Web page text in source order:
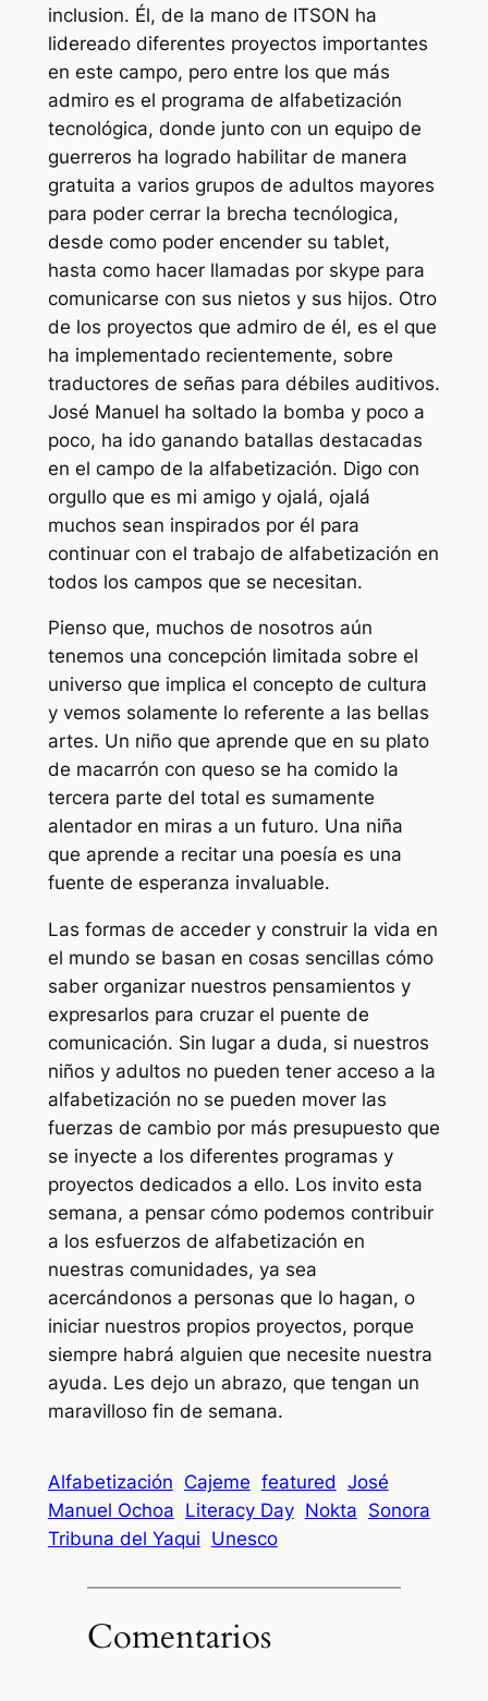
inclusion. Él, de la mano de ITSON ha
lidereado diferentes proyectos importantes
en este campo, pero entre los que más
admiro es el programa de alfabetización
tecnológica, donde junto con un equipo de
guerreros ha logrado habilitar de manera
gratuita a varios grupos de adultos mayores
para poder cerrar la brecha tecnólogica,
desde como poder encender su tablet,
hasta como hacer llamadas por skype para
comunicarse con sus nietos y sus hijos. Otro
de los proyectos que admiro de él, es el que
ha implementado recientemente, sobre
traductores de señas para débiles auditivos.
José Manuel ha soltado la bomba y poco a
poco, ha ido ganando batallas destacadas
en el campo de la alfabetización. Digo con
orgullo que es mi amigo y ojalá, ojalá
muchos sean inspirados por él para
continuar con el trabajo de alfabetización en
todos los campos que se necesitan.
Pienso que, muchos de nosotros aún
tenemos una concepción limitada sobre el
universo que implica el concepto de cultura
y vemos solamente lo referente a las bellas
artes. Un niño que aprende que en su plato
de macarrón con queso se ha comido la
tercera parte del total es sumamente
alentador en miras a un futuro. Una niña
que aprende a recitar una poesía es una
fuente de esperanza invaluable.
Las formas de acceder y construir la vida en
el mundo se basan en cosas sencillas cómo
saber organizar nuestros pensamientos y
expresarlos para cruzar el puente de
comunicación. Sin lugar a duda, si nuestros
niños y adultos no pueden tener acceso a la
alfabetización no se pueden mover las
fuerzas de cambio por más presupuesto que
se inyecte a los diferentes programas y
proyectos dedicados a ello. Los invito esta
semana, a pensar cómo podemos contribuir
a los esfuerzos de alfabetización en
nuestras comunidades, ya sea
acercándonos a personas que lo hagan, o
iniciar nuestros propios proyectos, porque
siempre habrá alguien que necesite nuestra
ayuda. Les dejo un abrazo, que tengan un
maravilloso fin de semana.
Alfabetización Cajeme featured José
Manuel Ochoa Literacy Day Nokta Sonora
Tribuna del Yaqui Unesco
Comentarios